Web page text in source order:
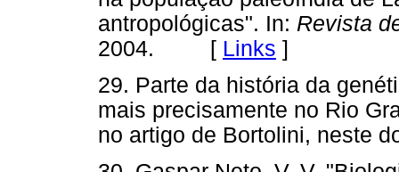
antropológicas". In: Revista
2004. [ Links ]
29. Parte da história da
mais precisamente no Rio
no artigo de Bortolini, neste